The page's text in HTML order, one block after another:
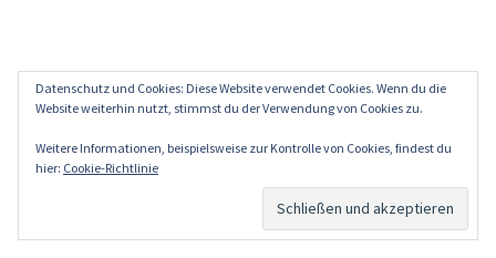
Datenschutz und Cookies: Diese Website verwendet Cookies. Wenn du die
Website weiterhin nutzt, stimmst du der Verwendung von Cookies zu.
Weitere Informationen, beispielsweise zur Kontrolle von Cookies, findest du
hier: Cookie-Richtlinie